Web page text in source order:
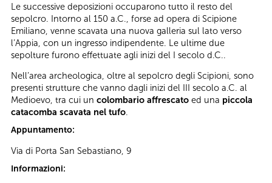
Le successive deposizioni occuparono tutto il resto del
sepolcro. Intorno al 150 a.C., forse ad opera di Scipione
Emiliano, venne scavata una nuova galleria sul lato verso
l’Appia, con un ingresso indipendente. Le ultime due
sepolture furono effettuate agli inizi del I secolo d.C..
Nell’area archeologica, oltre al sepolcro degli Scipioni, sono
presenti strutture che vanno dagli inizi del III secolo a.C. al
Medioevo, tra cui un colombario affrescato ed una piccola
catacomba scavata nel tufo.
Appuntamento:
Via di Porta San Sebastiano, 9
Informazioni: